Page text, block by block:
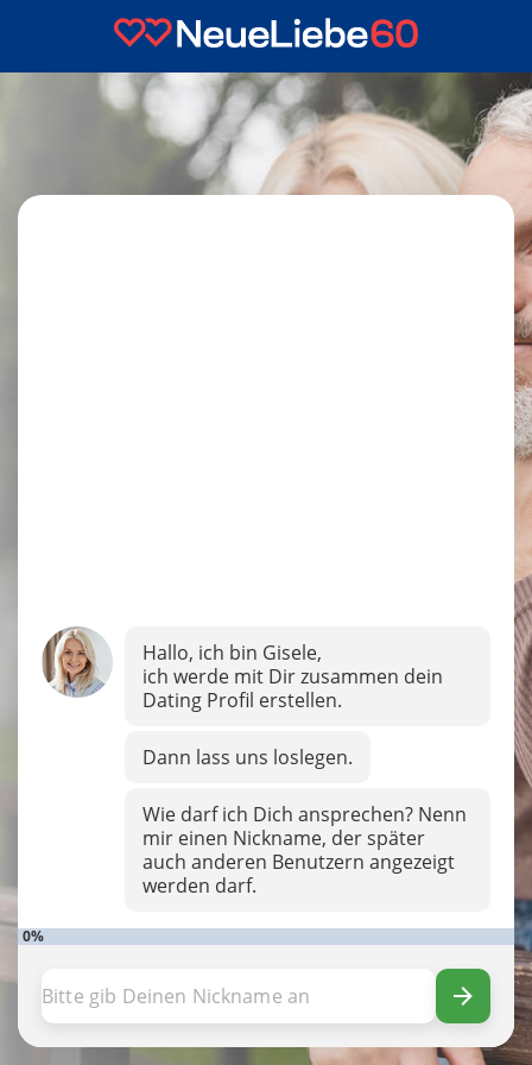
Hallo, ich bin Gisele,
ich werde mit Dir zusammen dein
Dating Profil erstellen.
Dann lass uns loslegen.
Wie darf ich Dich ansprechen? Nenn
mir einen Nickname, der später
auch anderen Benutzern angezeigt
werden darf.
0%